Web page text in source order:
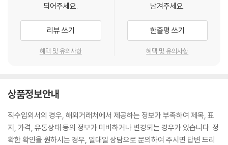
되어주세요.
리뷰 쓰기
혜택 및 유의사항
남겨주세요.
한줄평 쓰기
혜택 및 유의사항
상품정보안내
직수입외서의 경우, 해외거래처에서 제공하는 정보가 부족하여 제목, 표
지, 가격, 유통상태 등의 정보가 미비하거나 변경되는 경우가 있습니다. 정
확한 확인을 원하시는 경우, 일대일 상담으로 문의하여 주시면 답변 드리